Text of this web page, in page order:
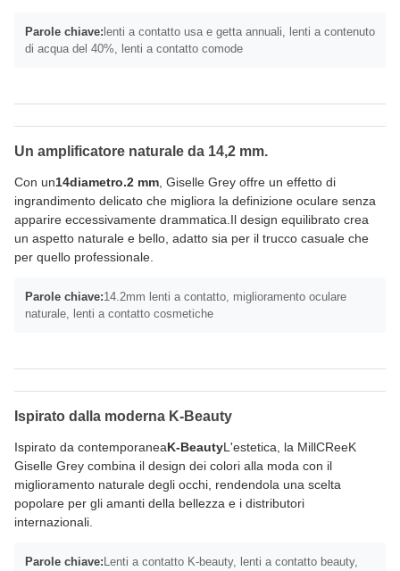
Parole chiave: lenti a contatto usa e getta annuali, lenti a contenuto
di acqua del 40%, lenti a contatto comode
Un amplificatore naturale da 14,2 mm.
Con un14diametro.2 mm , Giselle Grey offre un effetto di
ingrandimento delicato che migliora la definizione oculare senza
apparire eccessivamente drammatica.Il design equilibrato crea
un aspetto naturale e bello, adatto sia per il trucco casuale che
per quello professionale.
Parole chiave:14.2mm lenti a contatto, miglioramento oculare
naturale, lenti a contatto cosmetiche
Ispirato dalla moderna K-Beauty
Ispirato da contemporaneaK-BeautyL'estetica, la MillCReeK
Giselle Grey combina il design dei colori alla moda con il
miglioramento naturale degli occhi, rendendola una scelta
popolare per gli amanti della bellezza e i distributori
internazionali.
Parole chiave: Lenti a contatto K-beauty, lenti a contatto beauty,